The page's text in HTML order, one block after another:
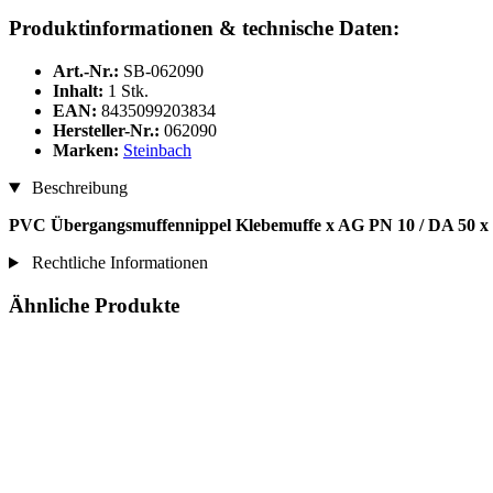
Produktinformationen & technische Daten:
Art.-Nr.: SB-062090
Inhalt: 1 Stk.
EAN: 8435099203834
Hersteller-Nr.: 062090
Marken: Steinbach
Beschreibung
PVC Übergangsmuffennippel Klebemuffe x AG PN 10 / DA 50 x
Rechtliche Informationen
Ähnliche Produkte